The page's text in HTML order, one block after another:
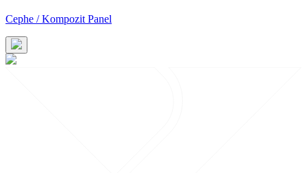
Cephe / Kompozit Panel